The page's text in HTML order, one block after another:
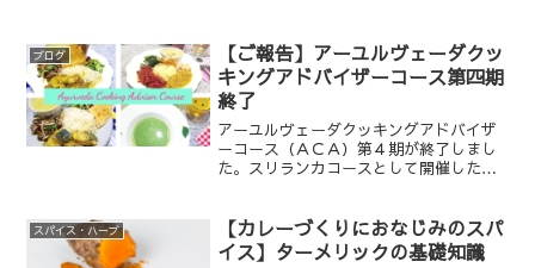
ブログ
【ご報告】アーユルヴェーダクッ
キングアドバイザーコース第四期
終了
アーユルヴェーダクッキングアドバイザ
ーコース（ＡＣＡ）第４期が終了しまし
た。スリランカコースとして開催した今
スパイス・ハーブ
【カレーづくりにおなじみのスパ
イス】ターメリックの基礎知識